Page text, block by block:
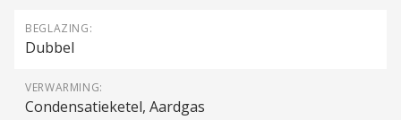
BEGLAZING:
Dubbel
VERWARMING:
Condensatieketel, Aardgas